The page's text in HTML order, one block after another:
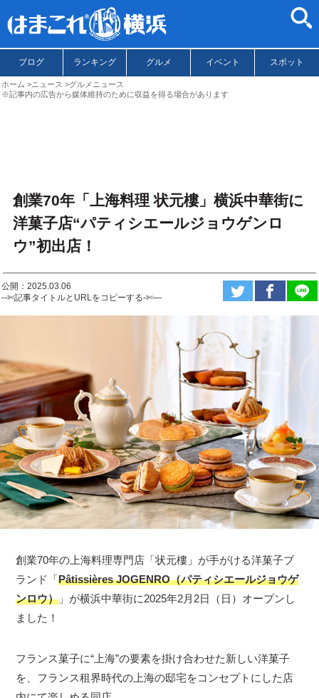
ブログ ランキング グルメ イベント スポット
ホーム ニュース
グルメニュース
※記事内の広告から媒体維持のために収益を得る場合があります
創業70年「上海料理 状元樓」横浜中華街に
洋菓子店“パティシエールジョウゲンロ
ウ”初出店！
公開：2025.03.06
--✄記事タイトルとURLをコピーする-✄—
創業70年の上海料理専門店「状元樓」が手がける洋菓子ブ
ランド「Pâtissières JOGENRO（パティシエールジョウゲ
ンロウ） 」が横浜中華街に2025年2月2日（日）オープンし
ました！
フランス菓子に“上海”の要素を掛け合わせた新しい洋菓子
を、フランス租界時代の上海の邸宅をコンセプトにした店